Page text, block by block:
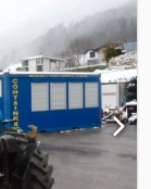
técnico: muito
Placa de
da
hesite em
Os preços
informações
- Inglês -
no WhatsApp e